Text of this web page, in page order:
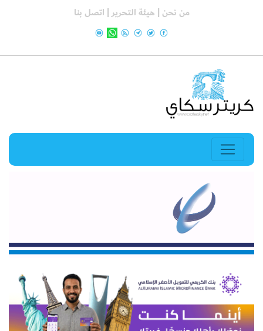
من نحن | هيئة التحرير | اتصل بنا